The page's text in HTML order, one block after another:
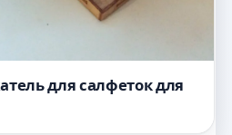
для салфеток для